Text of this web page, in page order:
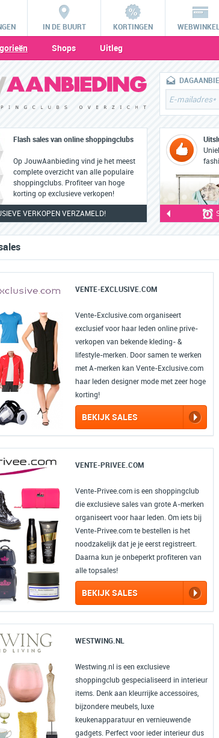
IN DE BUURT KORTINGEN
Shops Uitleg
Flash sales van online shoppingclubs
Op JouwAanbieding vind je het meest
complete overzicht van alle populaire
shoppingclubs. Profiteer van hoge
korting op exclusieve verkopen!
VERKOPEN VERZAMELD!
VENTE-EXCLUSIVE.COM
Vente-Exclusive.com organiseert
exclusief voor haar leden online prive-
verkopen van bekende kleding- &
lifestyle-merken. Door samen te werken
met A-merken kan Vente-Exclusive.com
haar leden designer mode met zeer hoge
korting!
BEKIJK SALES
VENTE-PRIVEE.COM
Vente-Privee.com is een shoppingclub
die exclusieve sales van grote A-merken
organiseert voor haar leden. Om iets bij
Vente-Privee.com te bestellen is het
noodzakelijk dat je je eerst registreert.
Daarna kun je onbeperkt profiteren van
alle topsales!
BEKIJK SALES
WESTWING.NL
Westwing.nl is een exclusieve
shoppingclub gespecialiseerd in interieur
items. Denk aan kleurrijke accessoires,
bijzondere meubels, luxe
keukenapparatuur en vernieuwende
gadgets. Perfect voor ieder interieur dus